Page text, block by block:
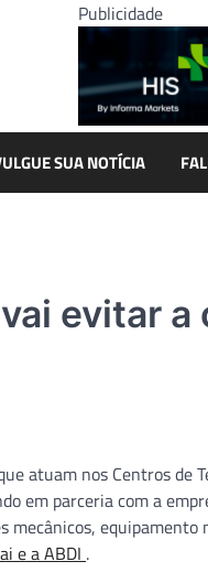
Publicidade
SUA NOTÍCIA
evitar a
atuam nos Centros de
em parceria com a
mecânicos,
e a ABDI .